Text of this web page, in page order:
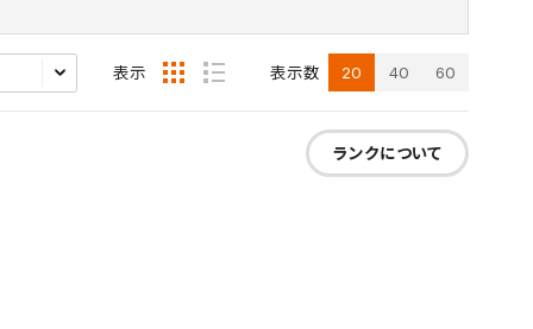
表示 表示数 20 40 60
ランクについて